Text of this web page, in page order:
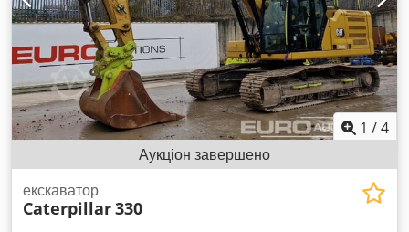
1 /4
Аукціон завершено
екскаватор
Caterpillar330